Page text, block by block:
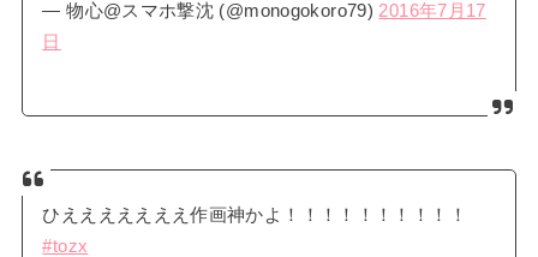
— 物心@スマホ撃沈 (@monogokoro79)2016年7月17
日
ひえええええええ作画神かよ！！！！！！！！！！
#tozx